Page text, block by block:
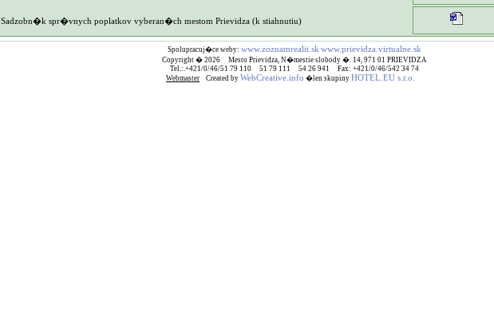
Sadzobn�k spr�vnych poplatkov vyberan�ch mestom Prievidza (k stiahnutiu)
Spolupracuj�ce weby: www.zoznamrealit.sk www.prievidza.virtualne.sk
Copyright � 2026 Mesto Prievidza, N�mestie slobody �. 14, 971 01 PRIEVIDZA
Tel.:.+421/0/46/51 79 110 51 79 111 54 26 941 Fax: +421/0/46/542 34 74
Webmaster Created by WebCreative.info �len skupiny HOTEL.EU s.r.o.